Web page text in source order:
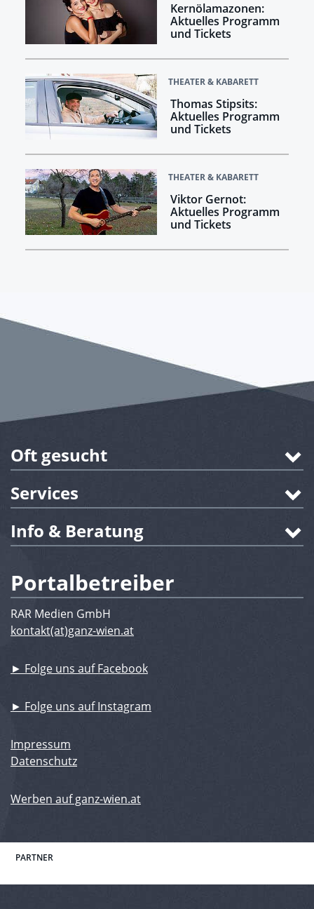
Kernölamazonen:
Aktuelles Programm
und Tickets
THEATER & KABARETT
Thomas Stipsits:
Aktuelles Programm
und Tickets
THEATER & KABARETT
Viktor Gernot:
Aktuelles Programm
und Tickets
Oft gesucht
Services
Info & Beratung
Portalbetreiber
RAR Medien GmbH
kontakt(at)ganz-wien.at
► Folge uns auf Facebook
► Folge uns auf Instagram
Impressum
Datenschutz
Werben auf ganz-wien.at
PARTNER